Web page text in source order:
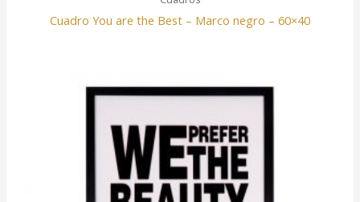
Cuadro You are the Best – Marco negro – 60×40